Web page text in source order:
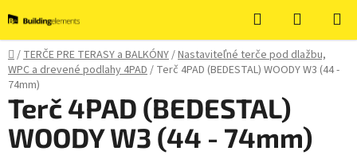
na
obsah
Hľadať
KOŠÍK
Domov
/TERČE PRE TERASY a BALKÓNY/Nastaviteľné terče pod dlažbu,
WPC a drevené podlahy 4PAD/ Terč 4PAD (BEDESTAL) WOODY W3 (44 -
74mm)
Terč 4PAD (BEDESTAL)
WOODY W3 (44 - 74mm)